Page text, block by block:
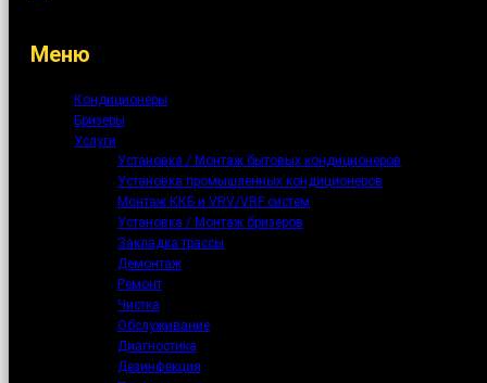
Меню
Кондиционеры
Бризеры
Услуги
Установка / Монтаж бытовых кондиционеров
Установка промышленных кондиционеров
Монтаж ККБ и VRV/VRF систем
Установка / Монтаж бризеров
Закладка трассы
Демонтаж
Ремонт
Чистка
Обслуживание
Диагностика
Дезинфекция